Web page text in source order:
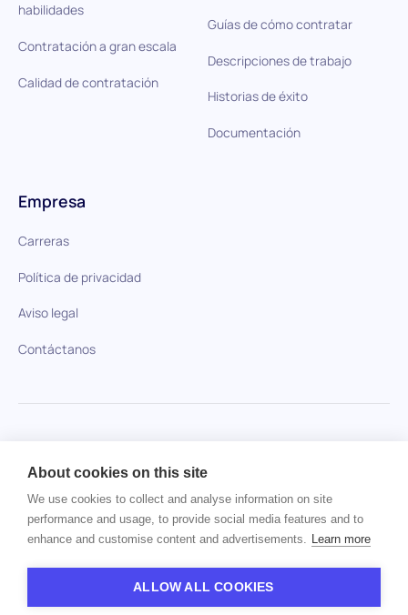
habilidades
Contratación a gran escala
Calidad de contratación
Guías de cómo contratar
Descripciones de trabajo
Historias de éxito
Documentación
Empresa
Carreras
Política de privacidad
Aviso legal
Contáctanos
No se ha encontrado ningún artículo.
About cookies on this site
We use cookies to collect and analyse information on site
performance and usage, to provide social media features and to
enhance and customise content and advertisements. Learn more
ALLOW ALL COOKIES